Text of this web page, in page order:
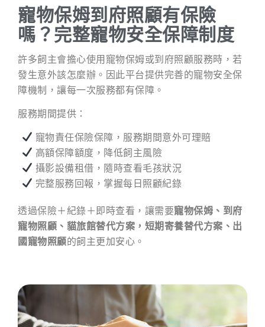
寵物保姆到府照顧有保險
嗎？完整寵物安全保障制度
許多飼主會擔心使用寵物保姆或到府照顧服務時，若
發生意外該怎麼辦。因此平台提供完善的寵物安全保
障機制，讓每一次服務都有保障。
服務期間提供：
寵物責任保險保障，服務期間意外可理賠
高額保障額度，降低飼主風險
攝影設備租借，隨時查看毛孩狀況
完整服務回報，掌握每日照顧紀錄
透過保險＋紀錄＋即時查看，讓需要寵物保姆、到府
寵物照顧、貓旅館替代方案，短期寄養替代方案、出
國寵物照顧的飼主更加安心。